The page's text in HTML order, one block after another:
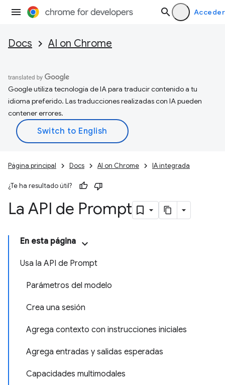
Acceder
Docs AI on Chrome
Google utiliza tecnología de IA para traducir contenido a tu
idioma preferido. Las traducciones realizadas con IA pueden
contener errores.
Página principal Docs AI on Chrome IA integrada
¿Te ha resultado útil?
La API de Prompt
En esta página
Usa la API de Prompt
Parámetros del modelo
Crea una sesión
Agrega contexto con instrucciones iniciales
Agrega entradas y salidas esperadas
Capacidades multimodales